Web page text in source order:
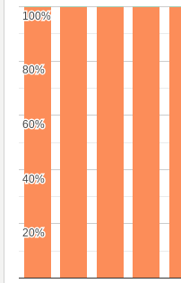
20%
20%
40%
40%
60%
60%
80%
80%
100%
100%